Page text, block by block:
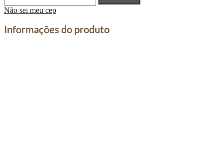
Não sei meu cep
Informações do produto